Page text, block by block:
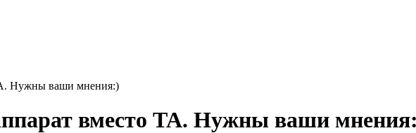
Нужны ваши мнения:)
вместо ТА. Нужны ваши